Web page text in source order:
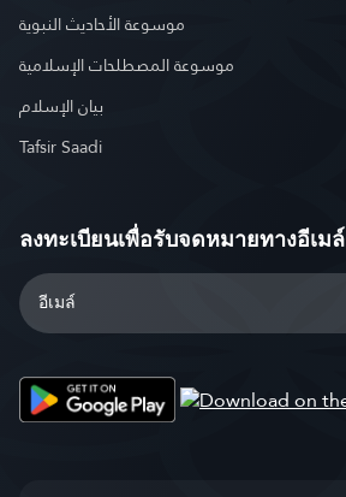
موسوعة الأحاديث النبوية
موسوعة المصطلحات الإسلامية
بيان الإسلام
Tafsir Saadi
ลงทะเบียนเพื่อรับจดหมายทางอีเมล์